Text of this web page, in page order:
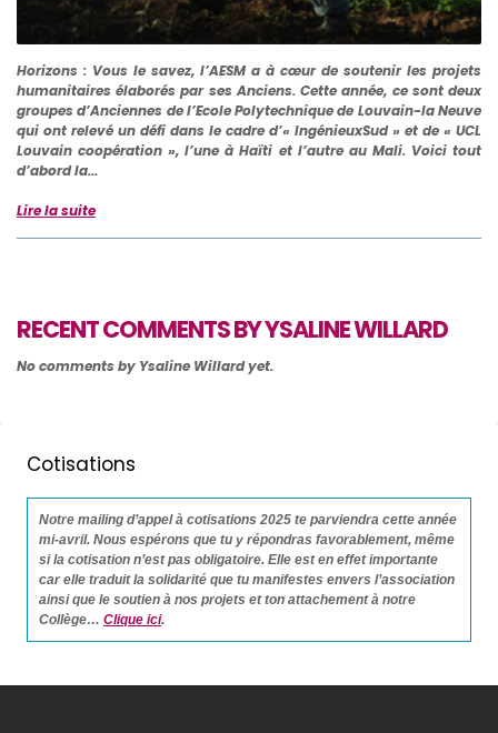
Horizons : Vous le savez, l’AESM a à cœur de soutenir les projets
humanitaires élaborés par ses Anciens. Cette année, ce sont deux
groupes d’Anciennes de l’Ecole Polytechnique de Louvain-la Neuve
qui ont relevé un défi dans le cadre d’« IngénieuxSud » et de « UCL
Louvain coopération », l’une à Haïti et l’autre au Mali. Voici tout
d’abord la...
Lire la suite
RECENT COMMENTS BY YSALINE WILLARD
No comments by Ysaline Willard yet.
Cotisations
Notre mailing d’appel à cotisations 2025 te parviendra cette année
mi-avril. Nous espérons que tu y répondras favorablement, même
si la cotisation n’est pas obligatoire. Elle est en effet importante
car elle traduit la solidarité que tu manifestes envers l’association
ainsi que le soutien à nos projets et ton attachement à notre
Collège… Clique ici.